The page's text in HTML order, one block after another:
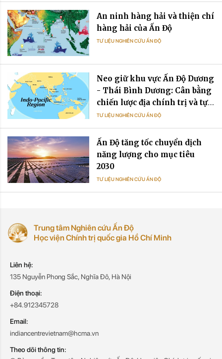
An ninh hàng hải và thiện chí
hàng hải của Ấn Độ
TƯ LIỆU NGHIÊN CỨU ẤN ĐỘ
Neo giữ khu vực Ấn Độ Dương
- Thái Bình Dương: Cân bằng
chiến lược địa chính trị và tự
cường chuỗi cung ứng trong
quan hệ Ấn Độ - Việt Nam
TƯ LIỆU NGHIÊN CỨU ẤN ĐỘ
Ấn Độ tăng tốc chuyển dịch
năng lượng cho mục tiêu
2030
TƯ LIỆU NGHIÊN CỨU ẤN ĐỘ
Trung tâm Nghiên cứu Ấn Độ
Học viện Chính trị quốc gia Hồ Chí Minh
Liên hệ:
135 Nguyễn Phong Sắc, Nghĩa Đô, Hà Nội
Điện thoại:
+84.912345728
Email:
indiancentrevietnam@hcma.vn
Theo dõi thông tin: